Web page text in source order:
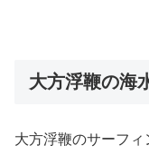
大方浮鞭の海
大方浮鞭のサーフ